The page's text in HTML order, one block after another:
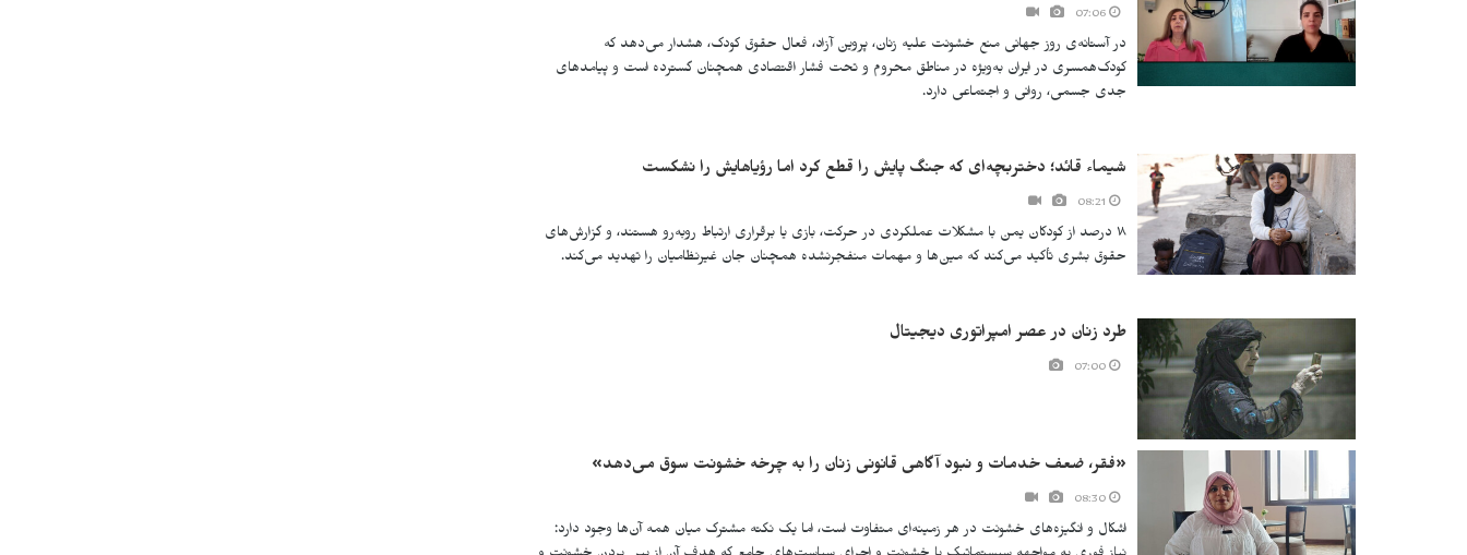
در آستانه‌ی روز جهانی منع خشونت علیه زنان، پروین آزاد، فعال حقوق کودک، هشدار می‌دهد که
کودک‌همسری در ایران به‌ویژه در مناطق محروم و تحت فشار اقتصادی همچنان گسترده است و پیامدهای
جدی جسمی، روانی و اجتماعی دارد.
شیماء قائد؛ دختربچه‌ای که جنگ پایش را قطع کرد اما رؤیاهایش را نشکست
۱۸ درصد از کودکان یمن با مشکلات عملکردی در حرکت، بازی یا برقراری ارتباط روبه‌رو هستند، و گزارش‌های
حقوق بشری تأکید می‌کند که مین‌ها و مهمات منفجرنشده همچنان جان غیرنظامیان را تهدید می‌کند.
طرد زنان در عصر امپراتوری دیجیتال
«فقر، ضعف خدمات و نبود آگاهی قانونی زنان را به چرخه خشونت سوق می‌دهد»
اشکال‌ و انگیزه‌های خشونت در هر زمینه‌ای متفاوت است، اما یک نکته مشترک میان همه آن‌ها وجود دارد: